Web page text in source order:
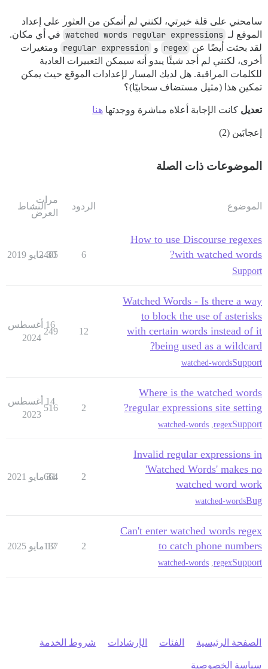
سامحني على قلة خبرتي، لكنني لم أتمكن من العثور على إعداد
الموقع لـ watched words regular expressions في أي مكان.
لقد بحثت أيضًا عن regex و regular expression ومتغيرات
أخرى، لكنني لم أجد شيئًا يبدو أنه سيمكن التعبيرات العادية
للكلمات المراقبة. هل لديك المسار لإعدادات الموقع حيث يمكن
تمكين هذا (مثيل مستضاف سحابيًا)؟
تعديل كانت الإجابة أعلاه مباشرة ووجدتها هنا
إعجابَين (2)
الموضوعات ذات الصلة
الموضوع الردود
مرات
العرض
النشاط
How to use Discourse regexes
with watched words?
Support
6
2465
30 مايو 2019
Watched Words - Is there a way
to block the use of asterisks
with certain words instead of it
being used as a wildcard?
Support
watched-words
12
249
16 أغسطس
2024
Where is the watched words
regular expressions site setting?
Support
regex
watched-words
2
516
14 أغسطس
2023
Invalid regular expressions in
'Watched Words' makes no
watched word work
Bug
watched-words
2
664
31 مايو 2021
Can't enter watched words regex
to catch phone numbers
Support
regex
watched-words
2
137
17 مايو 2025
الصفحة الرئيسية الفئات الإرشادات شروط الخدمة
سياسة الخصوصية